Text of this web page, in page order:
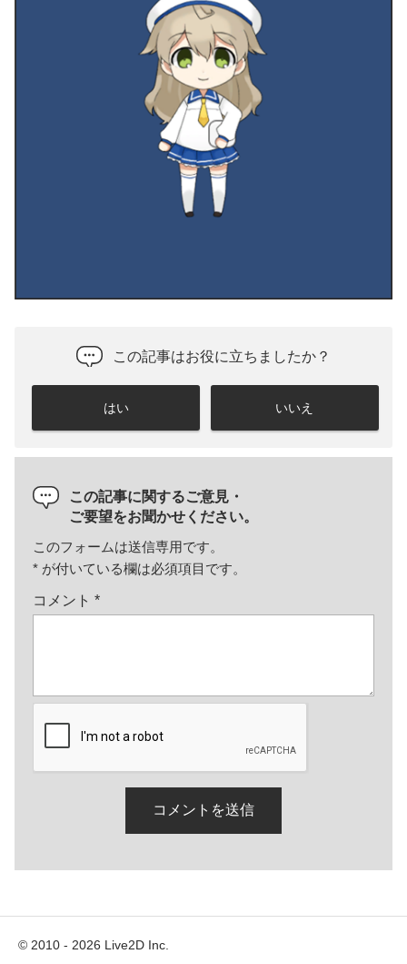
この記事はお役に立ちましたか？
はい いいえ
この記事に関するご意見・
ご要望をお聞かせください。
このフォームは送信専用です。
* が付いている欄は必須項目です。
コメント *
© 2010 - 2026 Live2D Inc.